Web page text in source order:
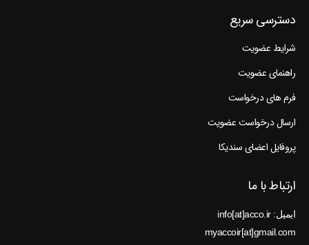
myaccoir[at]gmail.com
تماس: 66464261 021